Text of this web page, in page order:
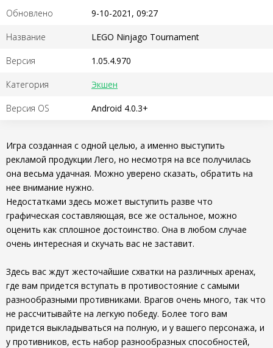
Обновлено 9-10-2021, 09:27
Название LEGO Ninjago Tournament
Версия 1.05.4.970
Категория Экшен
Версия OS Android 4.0.3+
Игра созданная с одной целью, а именно выступить
рекламой продукции Лего, но несмотря на все получилась
она весьма удачная. Можно уверено сказать, обратить на
нее внимание нужно.
Недостатками здесь может выступить разве что
графическая составляющая, все же остальное, можно
оценить как сплошное достоинство. Она в любом случае
очень интересная и скучать вас не заставит.
Здесь вас ждут жесточайшие схватки на различных аренах,
где вам придется вступать в противостояние с самыми
разнообразными противниками. Врагов очень много, так что
не рассчитывайте на легкую победу. Более того вам
придется выкладываться на полную, и у вашего персонажа, и
у противников, есть набор разнообразных способностей,